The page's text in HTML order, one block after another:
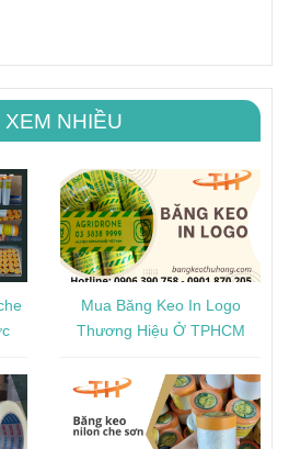
XEM NHIỀU
Mua Băng Keo In Logo
Thương Hiệu Ở TPHCM